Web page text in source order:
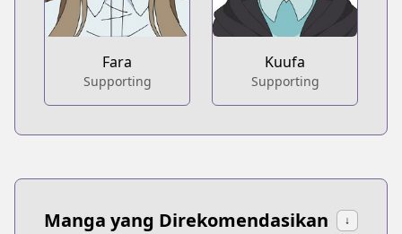
Fara
Supporting
Kuufa
Supporting
Manga yang Direkomendasikan ↓